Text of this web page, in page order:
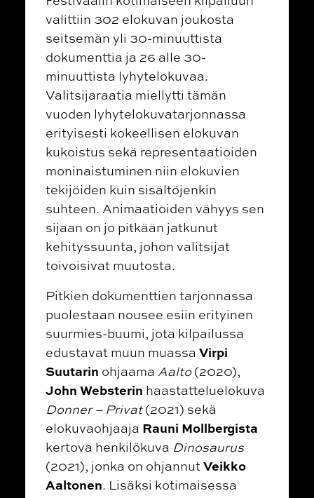
valittiin 302 elokuvan joukosta
seitsemän yli 30-minuuttista
dokumenttia ja 26 alle 30-
minuuttista lyhytelokuvaa.
Valitsijaraatia miellytti tämän
vuoden lyhytelokuvatarjonnassa
erityisesti kokeellisen elokuvan
kukoistus sekä representaatioiden
moninaistuminen niin elokuvien
tekijöiden kuin sisältöjenkin
suhteen. Animaatioiden vähyys sen
sijaan on jo pitkään jatkunut
kehityssuunta, johon valitsijat
toivoisivat muutosta.
Pitkien dokumenttien tarjonnassa
puolestaan nousee esiin erityinen
suurmies-buumi, jota kilpailussa
edustavat muun muassa Virpi
Suutarin ohjaama Aalto(2020),
John Websterin haastatteluelokuva
Donner – Privat(2021) sekä
elokuvaohjaaja Rauni Mollbergista
kertova henkilökuva Dinosaurus
(2021), jonka on ohjannutVeikko
Aaltonen. Lisäksi kotimaisessa